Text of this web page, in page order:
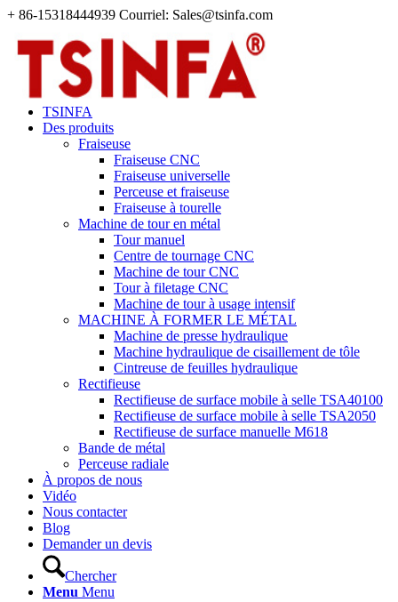
+ 86-15318444939 Courriel: Sales@tsinfa.com
TSINFA
Des produits
Fraiseuse
Fraiseuse CNC
Fraiseuse universelle
Perceuse et fraiseuse
Fraiseuse à tourelle
Machine de tour en métal
Tour manuel
Centre de tournage CNC
Machine de tour CNC
Tour à filetage CNC
Machine de tour à usage intensif
MACHINE À FORMER LE MÉTAL
Machine de presse hydraulique
Machine hydraulique de cisaillement de tôle
Cintreuse de feuilles hydraulique
Rectifieuse
Rectifieuse de surface mobile à selle TSA40100
Rectifieuse de surface mobile à selle TSA2050
Rectifieuse de surface manuelle M618
Bande de métal
Perceuse radiale
À propos de nous
Vidéo
Nous contacter
Blog
Demander un devis
Chercher
Menu Menu